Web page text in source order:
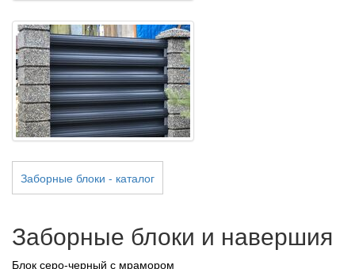
Заборные блоки - каталог
Заборные блоки и навершия
Блок серо-черный с мрамором